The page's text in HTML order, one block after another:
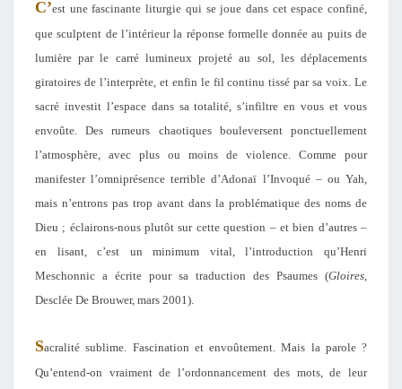
C’est une fascinante liturgie qui se joue dans cet espace confiné,
que sculptent de l’intérieur la réponse formelle donnée au puits de
lumière par le carré lumineux projeté au sol, les déplacements
giratoires de l’interprète, et enfin le fil continu tissé par sa voix. Le
sacré investit l’espace dans sa totalité, s’infiltre en vous et vous
envoûte. Des rumeurs chaotiques bouleversent ponctuellement
l’atmosphère, avec plus ou moins de violence. Comme pour
manifester l’omniprésence terrible d’Adonaï l’Invoqué – ou Yah,
mais n’entrons pas trop avant dans la problématique des noms de
Dieu ; éclairons-nous plutôt sur cette question – et bien d’autres –
en lisant, c’est un minimum vital, l’introduction qu’Henri
Meschonnic a écrite pour sa traduction des Psaumes (Gloires,
Desclée De Brouwer, mars 2001).
Sacralité sublime. Fascination et envoûtement. Mais la parole ?
Qu’entend-on vraiment de l’ordonnancement des mots, de leur